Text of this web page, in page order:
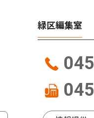
緑区編集室